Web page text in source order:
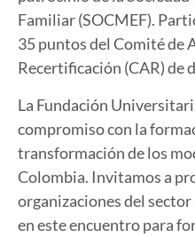
Familiar (SOCMEF).
35 puntos del Comité de
Recertificación (CAR) de
La Fundación
compromiso con la
transformación de los
Colombia. Invitamos a
organizaciones del
en este encuentro para